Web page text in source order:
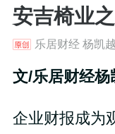
安吉椅业
乐居财经 杨凯
文/乐居财经杨
企业财报成为